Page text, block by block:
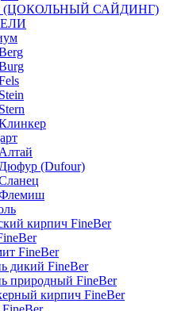
(ЦОКОЛЬНЫЙ САЙДИНГ)
Stein
Stern
Алтай
Дюфур (Dufour)
кирпич FineBer
FineBer
дикий FineBer
природный FineBer
кирпич FineBer